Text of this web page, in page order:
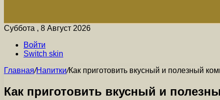
Суббота , 8 Август 2026
Войти
Switch skin
Главная/Напитки/Как приготовить вкусный и полезный
Как приготовить вкусный и